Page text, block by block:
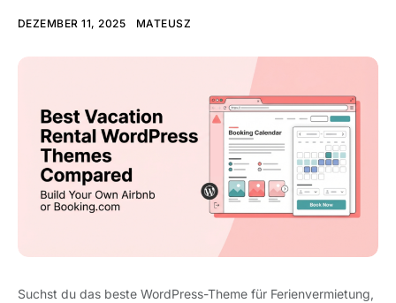
DEZEMBER 11, 2025 MATEUSZ
Suchst du das beste WordPress-Theme für Ferienvermietung,